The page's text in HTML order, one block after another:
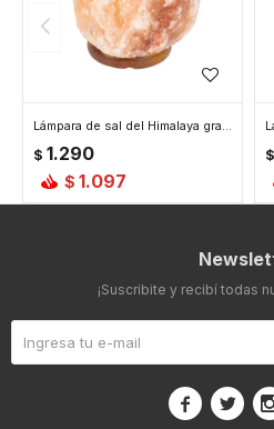
Lámpara de sal del Himalaya grande
$ 1.290
$ 1.097
$
¡Suscribite y recibí todas
 